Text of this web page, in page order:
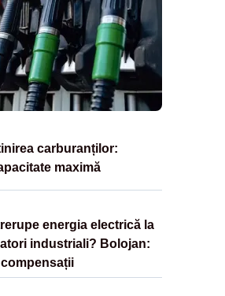
carburanților:
maximă
energia electrică la
industriali? Bolojan: